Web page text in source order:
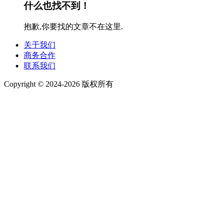
什么也找不到！
抱歉,你要找的文章不在这里.
关于我们
商务合作
联系我们
Copyright © 2024-2026 版权所有